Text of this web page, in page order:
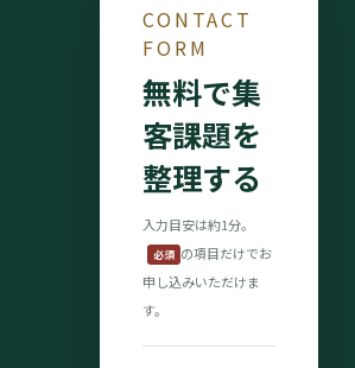
CONTACT
FORM
無料で集
客課題を
整理する
入力目安は約1分。
必須 の項目だけでお
申し込みいただけま
す。